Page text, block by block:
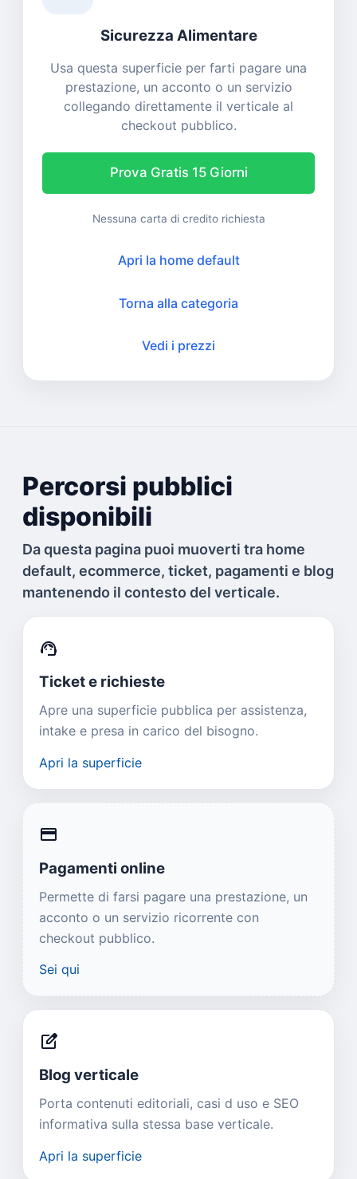
Sicurezza Alimentare
Usa questa superficie per farti pagare una
prestazione, un acconto o un servizio
collegando direttamente il verticale al
checkout pubblico.
Prova Gratis 15 Giorni
Nessuna carta di credito richiesta
Apri la home default
Torna alla categoria
Vedi i prezzi
Percorsi pubblici
disponibili
Da questa pagina puoi muoverti tra home
default, ecommerce, ticket, pagamenti e blog
mantenendo il contesto del verticale.
support_agent
Ticket e richieste
Apre una superficie pubblica per assistenza,
intake e presa in carico del bisogno.
Apri la superficie
credit_card
Pagamenti online
Permette di farsi pagare una prestazione, un
acconto o un servizio ricorrente con
checkout pubblico.
Sei qui
edit_square
Blog verticale
Porta contenuti editoriali, casi d uso e SEO
informativa sulla stessa base verticale.
Apri la superficie